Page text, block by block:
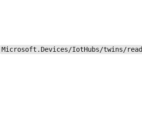
Microsoft.Devices/IotHubs/twins/read